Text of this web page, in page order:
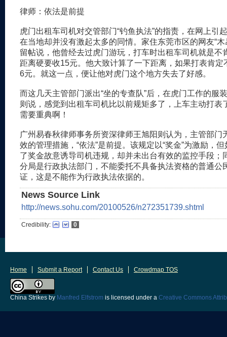
律师：依法是前提
虎门出租车司机对交管部门“钓鱼执法”的指责，在网上引
在当地却并没有激起太多的同情。家住东莞市区的网友“木
留帖说，他曾经去过虎门游玩，打车时出租车司机就是不
距离硬要收15元。他大致计算了一下距离，如果打表肯定
6元。就这一点，便让他对虎门这个地方失去了好感。
而这几天主管部门派出“坐的专查队”后，在虎门工作的服
则说，感觉到出租车司机比以前规矩多了，上车主动打表
需要重典啊！
广州易春秋律师事务所资深律师王旭阳则认为，主管部门
效的管理措施，“依法”是前提。该规定以“奖金”为激励，
了奖金故意诱导司机违规，却并未出台有效的监控手段；
分局是行政执法部门，不能委托不具备执法资格的普通公
证，这是不能作为行政执法依据的。
News Source Link
http://news.sohu.com/20100526/n272351739.shtml
Credibility: 0
Home Submit a Report Contact Us Crowdmap TOS
China Strikes by Manfred Elfstrom is licensed under a Creative Commons